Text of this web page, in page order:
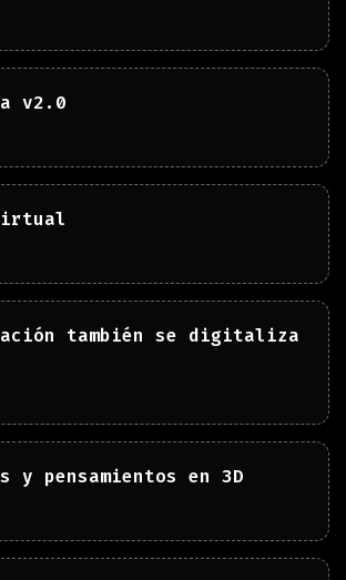
v2.0
también se digitaliza
y pensamientos en 3D